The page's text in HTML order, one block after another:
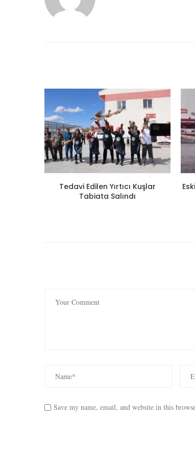
Tedavi Edilen Yırtıcı Kuşlar
Tabiata Salındı
Save my name, email, and website in this